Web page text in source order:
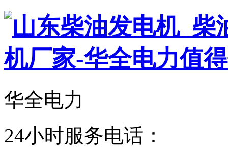
华全电力
24小时服务电话：